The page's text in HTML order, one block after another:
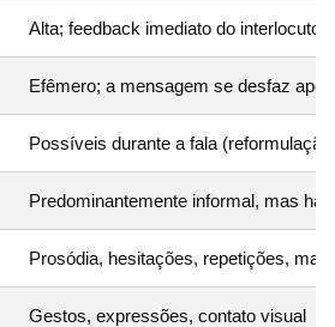
Alta; feedback imediato do interlocutor
Efêmero; a mensagem se desfaz
Possíveis durante a fala
Predominantemente informal, mas há
Prosódia, hesitações, repetições,
Gestos, expressões, contato visual